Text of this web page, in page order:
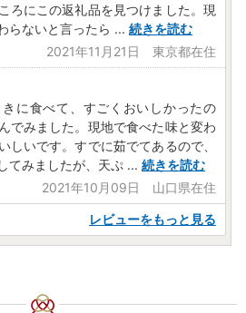
ストップ特例申請を承っておりま
の1月10日必着（消印無効）》とな
プ特例申請について
着（消印無効）》の申請期限まで
願いいたします。
郡越前町朝日1-7-3
税ワンストップ受付センター 宛
ップ申請書について
ろにこの返礼品を見つけました。現
らないと言ったら ... 続きを読む
2021年11月21日 東京都在住
に食べて、すごくおいしかったの
でみました。現地で食べた味と変わ
しいです。すでに茹でてあるので、
てみましたが、天ぷ ... 続きを読む
2021年10月09日 山口県在住
レビューをもっと見る